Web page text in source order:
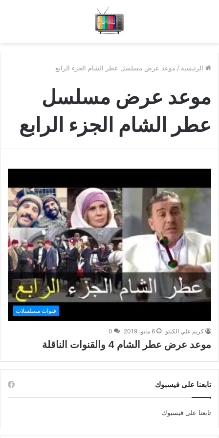
الرئيسية / موعد عرض مسلسل عطر الشام الجزء الرابع
موعد عرض مسلسل
عطر الشام الجزء الرابع
قنوات مسلسلات
كريم علي الكيتو 6 مايو، 2019 0
موعد عرض عطر الشام 4 والقنوات الناقلة
تابعنا على فيسبوك
تابعنا على فيسبوك